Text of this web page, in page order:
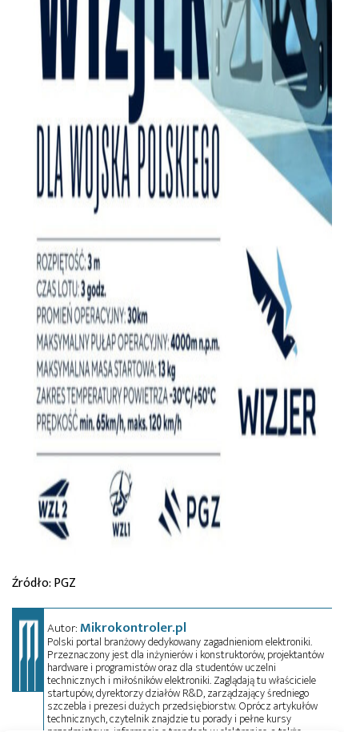
Źródło: PGZ
Autor:Mikrokontroler.pl
Polski portal branżowy dedykowany zagadnieniom elektroniki.
Przeznaczony jest dla inżynierów i konstruktorów, projektantów
hardware i programistów oraz dla studentów uczelni
technicznych i miłośników elektroniki. Zaglądają tu właściciele
startupów, dyrektorzy działów R&D, zarządzający średniego
szczebla i prezesi dużych przedsiębiorstw. Oprócz artykułów
technicznych, czytelnik znajdzie tu porady i pełne kursy